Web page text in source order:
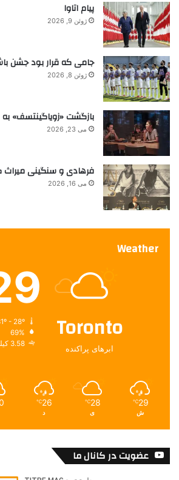
پیام اتاوا
ژوئن 9, 2026
جامی که قرار بود جشن
ژوئن 8, 2026
بازگشت «زویاگینتسف» به
می 23, 2026
فرهادی و سنگینی
می 16, 2026
Weather
Toronto
ابرهای پراکنده
69%
3.58 کیلومتر/ساعت
29
℃
ش
28
℃
ی
26
℃
د
عضویت در کانال ما